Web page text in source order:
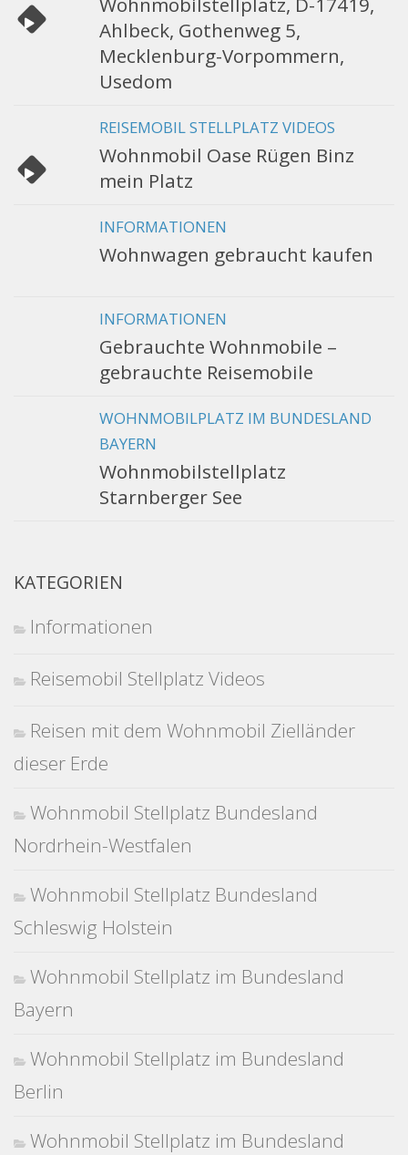
Ahlbeck, Gothenweg 5,
Mecklenburg-Vorpommern,
Usedom
REISEMOBIL STELLPLATZ VIDEOS
Wohnmobil Oase Rügen Binz
mein Platz
INFORMATIONEN
Wohnwagen gebraucht kaufen
INFORMATIONEN
Gebrauchte Wohnmobile –
gebrauchte Reisemobile
WOHNMOBILPLATZ IM BUNDESLAND
BAYERN
Wohnmobilstellplatz
Starnberger See
KATEGORIEN
Informationen
Reisemobil Stellplatz Videos
Reisen mit dem Wohnmobil Zielländer
dieser Erde
Wohnmobil Stellplatz Bundesland
Nordrhein-Westfalen
Wohnmobil Stellplatz Bundesland
Schleswig Holstein
Wohnmobil Stellplatz im Bundesland
Bayern
Wohnmobil Stellplatz im Bundesland
Berlin
Wohnmobil Stellplatz im Bundesland